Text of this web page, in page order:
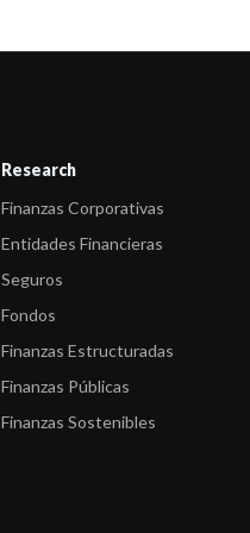
Research
Finanzas Corporativas
Entidades Financieras
Seguros
Fondos
Finanzas Estructuradas
Finanzas Públicas
Finanzas Sostenibles